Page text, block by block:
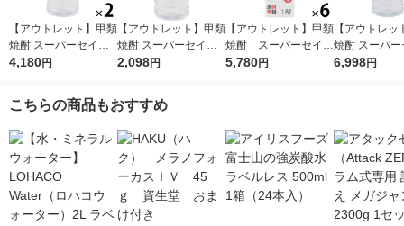
【アウトレット】甲類
焼酎 スーパーセイカ
25度 4L 1セット（2
4,180円
【アウトレット】甲類
焼酎 スーパーセイカ
25度 4L 1本 東亜酒造
2,098円
【アウトレット】甲類
焼酎 スーパーセイカ
25度 1.8L 1800ml
5,780円
【アウトレッ
焼酎 スーパー
20度 4L 1セ
6,998円
こちらの商品もおすすめ